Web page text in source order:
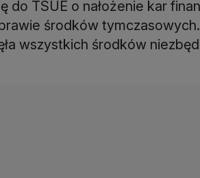
do TSUE o nałożenie kar
środków tymczasowych.
wszystkich środków